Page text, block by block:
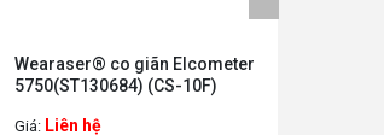
Wearaser® co giãn Elcometer
5750(ST130684) (CS-10F)
Giá: Liên hệ